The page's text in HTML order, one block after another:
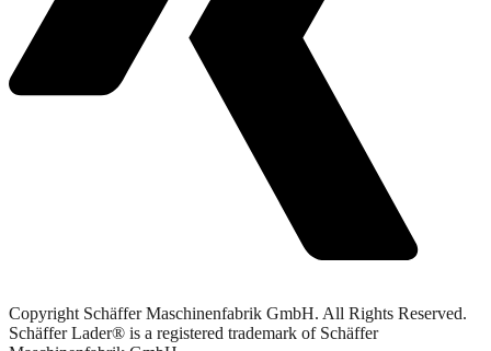
Copyright Schäffer Maschinenfabrik GmbH. All Rights Reserved.
Schäffer Lader® is a registered trademark of Schäffer